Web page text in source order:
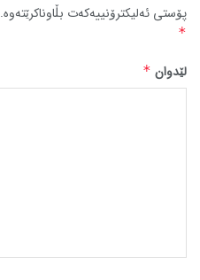
پۆستی ئەلیکترۆنییەکەت بڵاوناکرێتەوە.
*
لێدوان *